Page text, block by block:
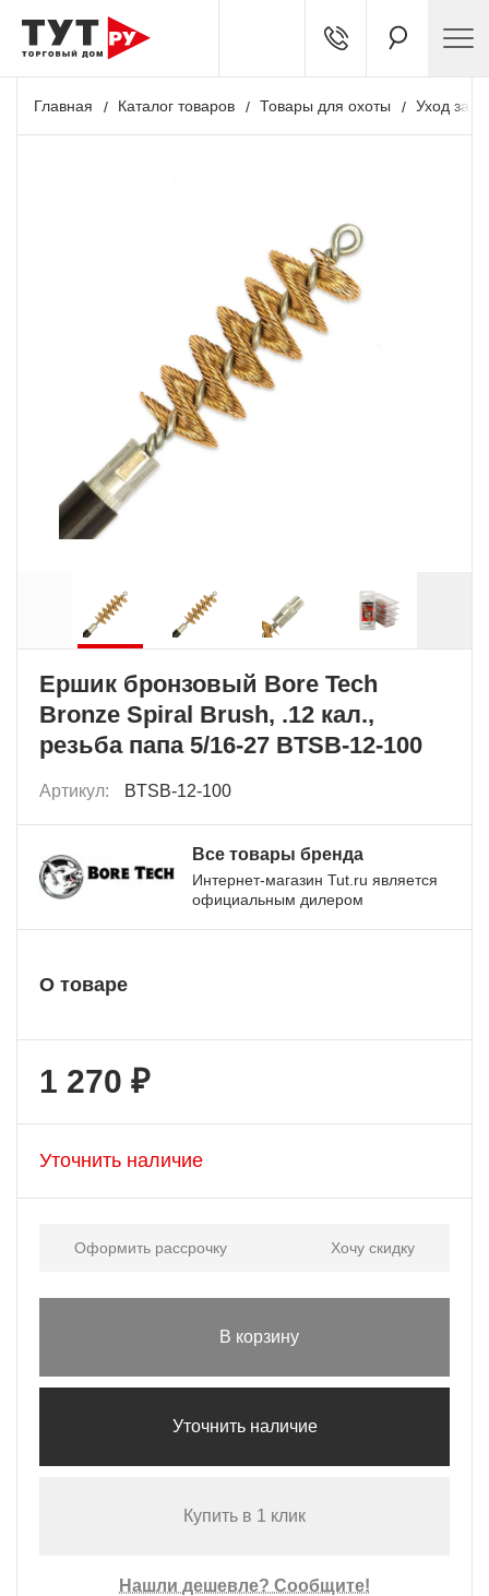
Главная Каталог товаров Товары для охоты Уход за
Ершик бронзовый Bore Tech
Bronze Spiral Brush, .12 кал.,
резьба папа 5/16-27 BTSB-12-100
Артикул: BTSB-12-100
Все товары бренда
Интернет-магазин Tut.ru является
официальным дилером
О товаре
1 270 ₽
Уточнить наличие
Оформить рассрочку Хочу скидку
В корзину
Уточнить наличие
Купить в 1 клик
Нашли дешевле? Сообщите!